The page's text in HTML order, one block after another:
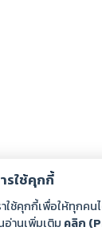
ร่วมงานกับเรา
รใช้คุกกี้
าใช้คุกกี้เพื่อให้ทุกค
อ่านเพิ่มเติม คลิก